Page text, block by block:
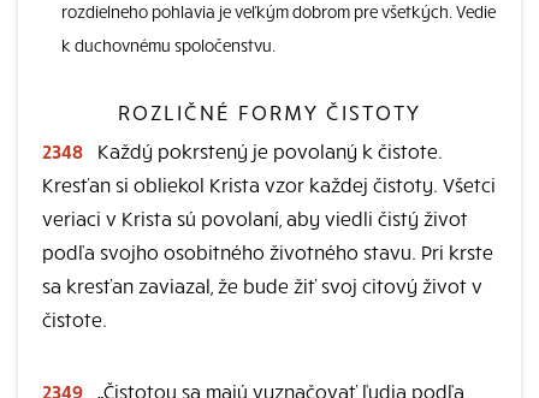
rozdielneho pohlavia je veľkým dobrom pre všetkých. Vedie
k duchovnému spoločenstvu.
ROZLIČNÉ FORMY ČISTOTY
2348
Každý pokrstený je povolaný k čistote.
Kresťan si obliekol Krista vzor každej čistoty. Všetci
veriaci v Krista sú povolaní, aby viedli čistý život
podľa svojho osobitného životného stavu. Pri krste
sa kresťan zaviazal, že bude žiť svoj citový život v
čistote.
2349 „Čistotou sa majú vyznačovať ľudia podľa